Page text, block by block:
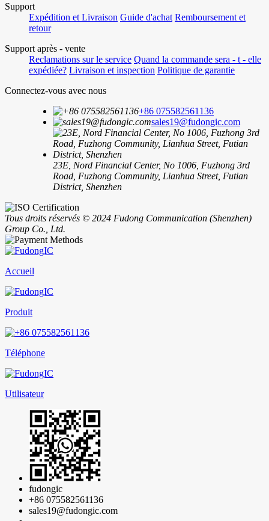
Support
Expédition et Livraison Guide d'achat Remboursement et
retour
Support après - vente
Reclamations sur le service Quand la commande sera - t - elle
expédiée? Livraison et inspection Politique de garantie
Connectez-vous avec nous
+86 075582561136
sales19@fudongic.com
23E, Nord Financial Center, No 1006, Fuzhong 3rd
Road, Fuzhong Community, Lianhua Street, Futian
District, Shenzhen
Tous droits réservés © 2024 Fudong Communication (Shenzhen)
Group Co., Ltd.
Accueil
Produit
Téléphone
Utilisateur
fudongic
+86 075582561136
sales19@fudongic.com